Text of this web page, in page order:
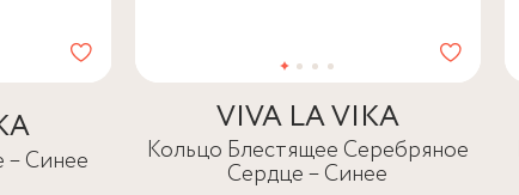
– Синее
VIVA LA VIKA
Кольцо Блестящее Серебряное
Сердце – Синее